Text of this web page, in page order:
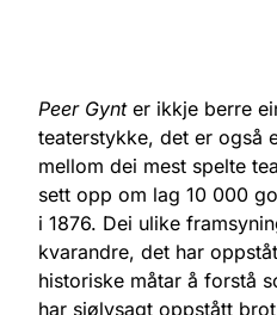
Peer Gynter ikkje berre
teaterstykke, det er også
mellom dei mest spelte
sett opp om lag 10 000
i 1876. Dei ulike
kvarandre, det har
historiske måtar å forstå
har sjølvsagt oppstått